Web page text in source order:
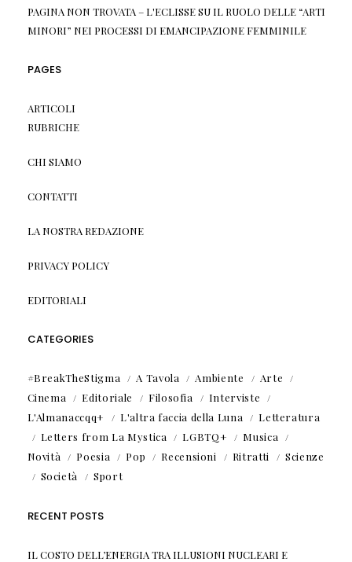
PAGINA NON TROVATA – L'ECLISSESU IL RUOLO DELLE “ARTI
MINORI” NEI PROCESSI DI EMANCIPAZIONE FEMMINILE
PAGES
ARTICOLI
RUBRICHE
CHI SIAMO
CONTATTI
LA NOSTRA REDAZIONE
PRIVACY POLICY
EDITORIALI
CATEGORIES
#BreakTheStigma A Tavola Ambiente
Arte
Cinema
Editoriale Filosofia
Interviste
L'Almanaccqq+
L'altra faccia della Luna
Letteratura
Letters from La Mystica
LGBTQ+
Musica
Novità
Poesia Pop Recensioni Ritratti
Scienze
Società
Sport
RECENT POSTS
IL COSTO DELL’ENERGIA TRA ILLUSIONI NUCLEARI E